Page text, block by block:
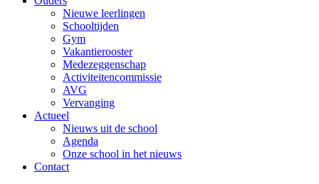
Nieuwe leerlingen
Schooltijden
Gym
Vakantierooster
Medezeggenschap
Activiteitencommissie
AVG
Vervanging
Actueel
Nieuws uit de school
Agenda
Onze school in het nieuws
Contact